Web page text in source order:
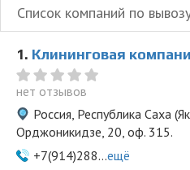
Список компаний по
1. Клининговая
нет отзывов
Россия, Республика Саха
Орджоникидзе, 20, оф. 315.
+7(914)288...ещё